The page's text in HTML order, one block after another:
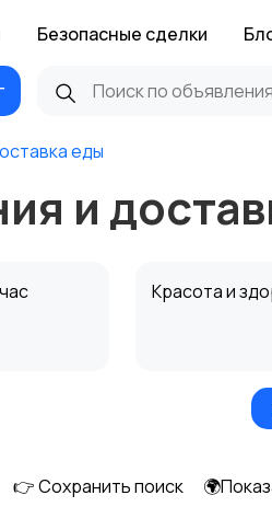
Безопасные сделки
еды
и
Красота и
👉 Сохранить поиск